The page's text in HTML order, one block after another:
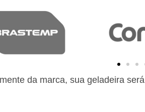
da marca, sua geladeira